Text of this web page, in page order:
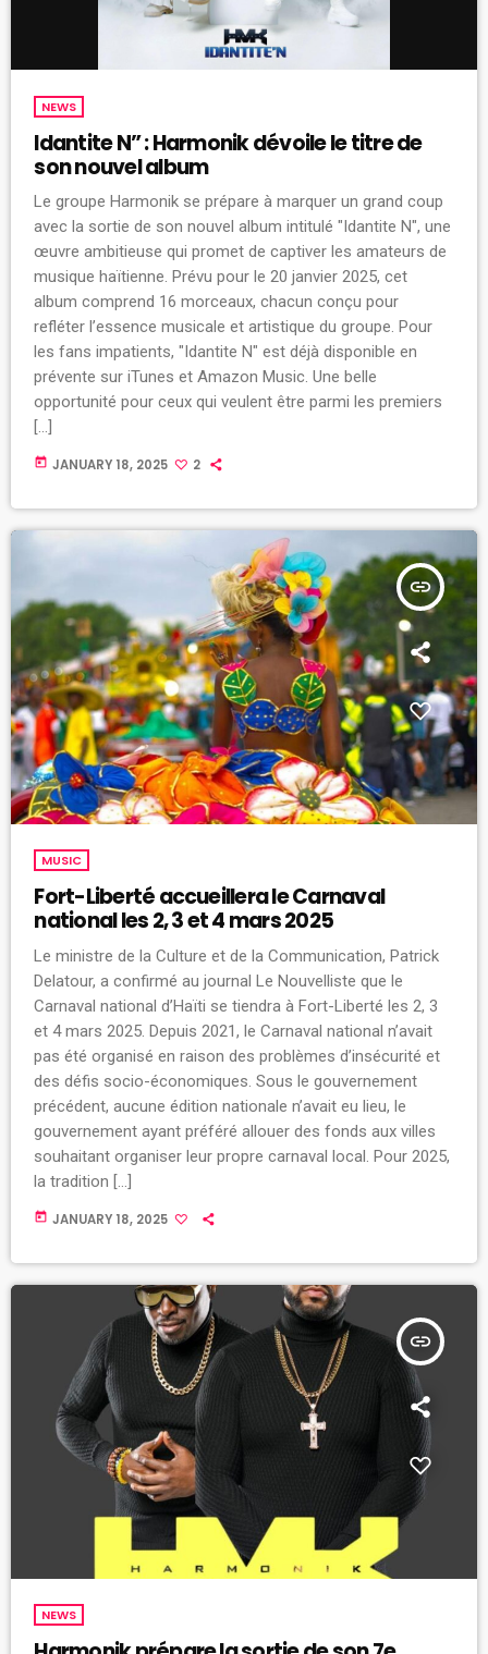
NEWS
Idantite N” : Harmonik dévoile le titre de
son nouvel album
Le groupe Harmonik se prépare à marquer un grand coup
avec la sortie de son nouvel album intitulé "Idantite N", une
œuvre ambitieuse qui promet de captiver les amateurs de
musique haïtienne. Prévu pour le 20 janvier 2025, cet
album comprend 16 morceaux, chacun conçu pour
refléter l’essence musicale et artistique du groupe. Pour
les fans impatients, "Idantite N" est déjà disponible en
prévente sur iTunes et Amazon Music. Une belle
opportunité pour ceux qui veulent être parmi les premiers
[…]
today JANUARY 18, 2025 2
insert_link
MUSIC
Fort-Liberté accueillera le Carnaval
national les 2, 3 et 4 mars 2025
Le ministre de la Culture et de la Communication, Patrick
Delatour, a confirmé au journal Le Nouvelliste que le
Carnaval national d’Haïti se tiendra à Fort-Liberté les 2, 3
et 4 mars 2025. Depuis 2021, le Carnaval national n’avait
pas été organisé en raison des problèmes d’insécurité et
des défis socio-économiques. Sous le gouvernement
précédent, aucune édition nationale n’avait eu lieu, le
gouvernement ayant préféré allouer des fonds aux villes
souhaitant organiser leur propre carnaval local. Pour 2025,
la tradition […]
today JANUARY 18, 2025
insert_link
NEWS